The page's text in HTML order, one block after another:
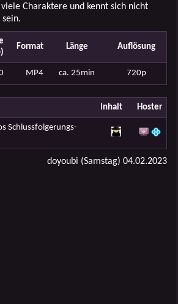
Charaktere und kennt sich nicht
sein.
Format Länge Auflösung
MP4 ca. 25min 720p
Inhalt Hoster
Schlussfolgerungs-
doyoubi (Samstag) 04.02.2023